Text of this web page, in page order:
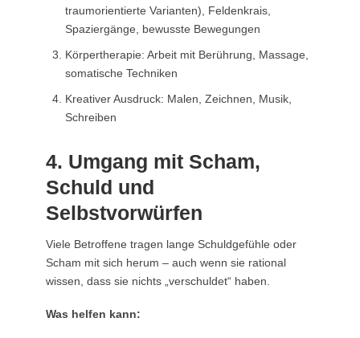
traumorientierte Varianten), Feldenkrais,
Spaziergänge, bewusste Bewegungen
Körpertherapie: Arbeit mit Berührung, Massage,
somatische Techniken
Kreativer Ausdruck: Malen, Zeichnen, Musik,
Schreiben
4. Umgang mit Scham,
Schuld und
Selbstvorwürfen
Viele Betroffene tragen lange Schuldgefühle oder
Scham mit sich herum – auch wenn sie rational
wissen, dass sie nichts „verschuldet“ haben.
Was helfen kann: